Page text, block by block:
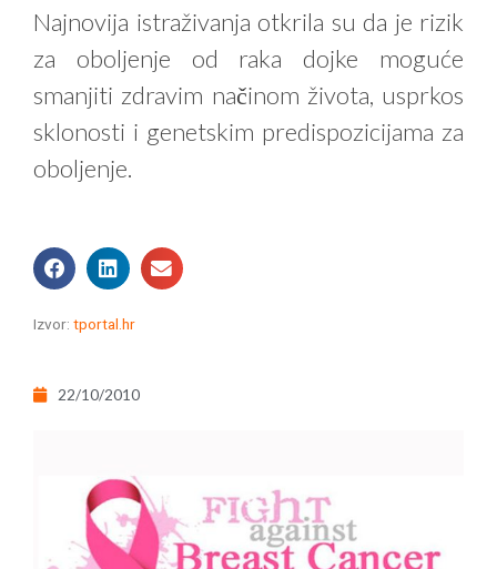
Najnovija istraživanja otkrila su da je rizik
za oboljenje od raka dojke moguće
smanjiti zdravim načinom života, usprkos
sklonosti i genetskim predispozicijama za
oboljenje.
Izvor: tportal.hr
22/10/2010